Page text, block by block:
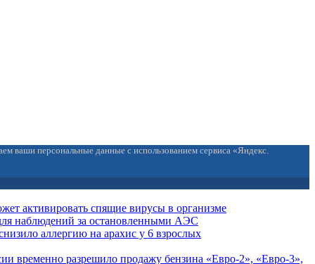
ваши персональные данные с использованием сервиса «Яндекс.
активировать спящие вирусы в организме
наблюдений за остановленными АЭС
аллергию на арахис у 6 взрослых
временно разрешило продажу бензина «Евро-2», «Евро-3»,